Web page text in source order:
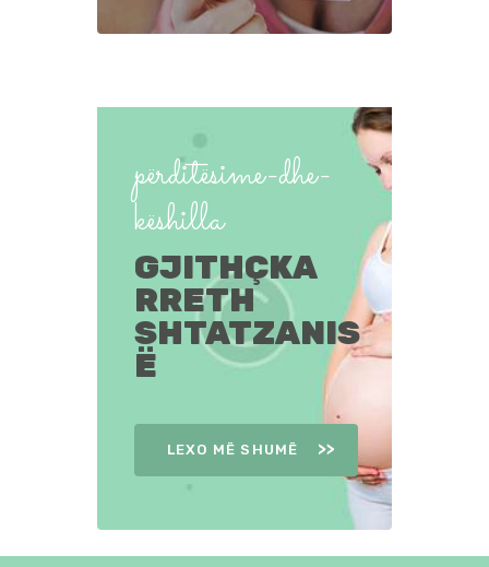
përditësime-dhe-
këshilla
GJITHÇKA
RRETH
SHTATZANIS
Ë
LEXO MË SHUMË